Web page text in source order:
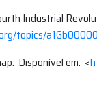
Industrial
topics/
Disponível em: <